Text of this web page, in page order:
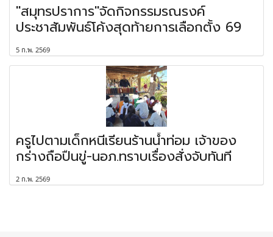
"สมุทรปราการ"จัดกิจกรรมรณรงค์
ประชาสัมพันธ์โค้งสุดท้ายการเลือกตั้ง 69
5 ก.พ. 2569
ครูไปตามเด็กหนีเรียนร้านน้ำท่อม เจ้าของ
กร่างถือปืนขู่-นอภ.ทราบเรื่องสั่งจับทันที
2 ก.พ. 2569